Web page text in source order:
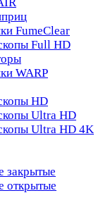
FumeClear
Full HD
WARP
HD
Ultra HD
Ultra HD 4K
закрытые
открытые